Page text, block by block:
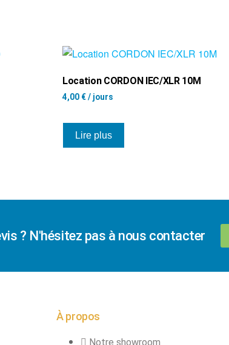
Location CORDON IEC/XLR 10M
4,00 €/ jours
Lire plus
? N'hésitez pas à nous contacter
À propos
Notre showroom